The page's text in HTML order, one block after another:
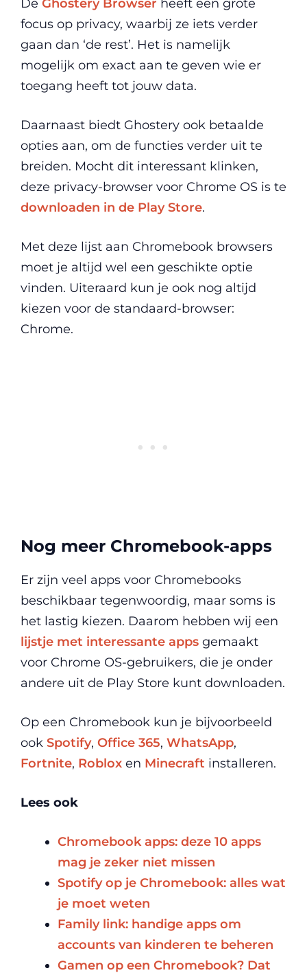
De Ghostery Browser heeft een grote
focus op privacy, waarbij ze iets verder
gaan dan ‘de rest’. Het is namelijk
mogelijk om exact aan te geven wie er
toegang heeft tot jouw data.
Daarnaast biedt Ghostery ook betaalde
opties aan, om de functies verder uit te
breiden. Mocht dit interessant klinken,
deze privacy-browser voor Chrome OS is te
downloaden in de Play Store.
Met deze lijst aan Chromebook browsers
moet je altijd wel een geschikte optie
vinden. Uiteraard kun je ook nog altijd
kiezen voor de standaard-browser:
Chrome.
Nog meer Chromebook-apps
Er zijn veel apps voor Chromebooks
beschikbaar tegenwoordig, maar soms is
het lastig kiezen. Daarom hebben wij een
lijstje met interessante apps gemaakt
voor Chrome OS-gebruikers, die je onder
andere uit de Play Store kunt downloaden.
Op een Chromebook kun je bijvoorbeeld
ook Spotify, Office 365, WhatsApp,
Fortnite, Roblox en Minecraft installeren.
Lees ook
Chromebook apps: deze 10 apps
mag je zeker niet missen
Spotify op je Chromebook: alles wat
je moet weten
Family link: handige apps om
accounts van kinderen te beheren
Gamen op een Chromebook? Dat